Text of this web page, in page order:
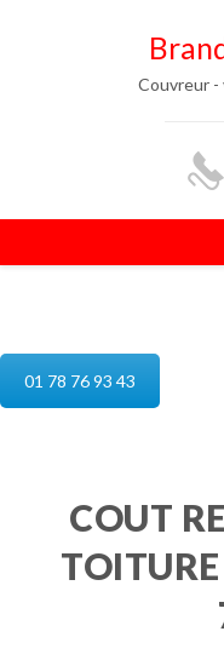
Couvreur -
01 78 76 93 43
COUT